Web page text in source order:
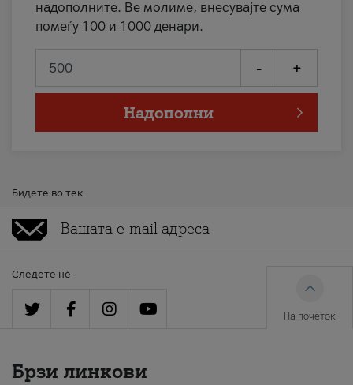
надополните. Ве молиме, внесувајте сума
помеѓу 100 и 1000 денари.
- +
Надополни
Бидете во тек
Следете нè
На почеток
Брзи линкови